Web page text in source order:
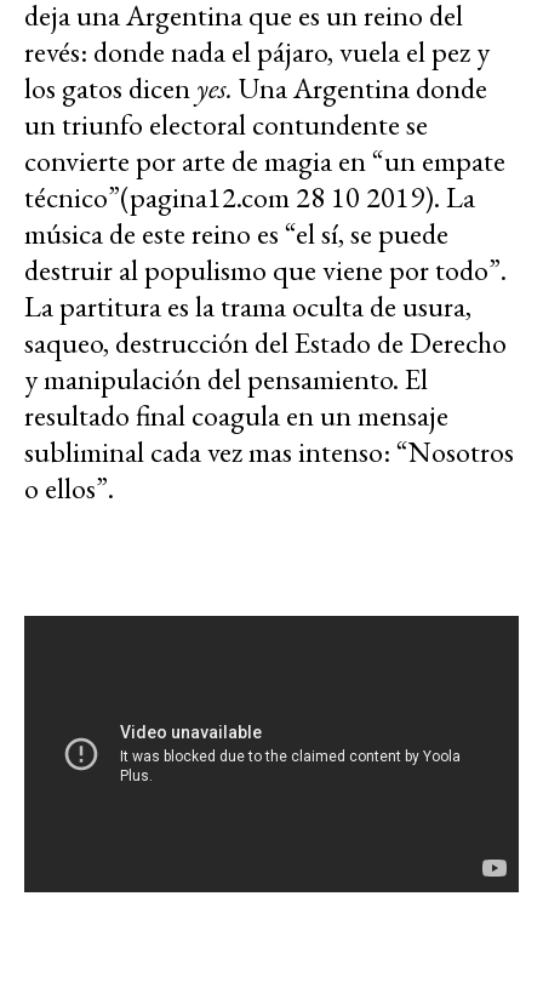
deja una Argentina que es un reino del
revés: donde nada el pájaro, vuela el pez y
los gatos dicenyes. Una Argentina donde
un triunfo electoral contundente se
convierte por arte de magia en “un empate
técnico”(pagina12.com 28 10 2019). La
música de este reino es “el sí, se puede
destruir al populismo que viene por todo”.
La partitura es la trama oculta de usura,
saqueo, destrucción del Estado de Derecho
y manipulación del pensamiento. El
resultado final coagula en un mensaje
subliminal cada vez mas intenso: “Nosotros
o ellos”.